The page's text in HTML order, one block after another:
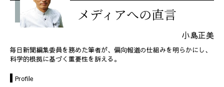
メディアへの直言
小島正美
毎日新聞編集委員を務めた筆者が、偏向報道の仕組みを明らかにし、
科学的根拠に基づく重要性を訴える。
Profile